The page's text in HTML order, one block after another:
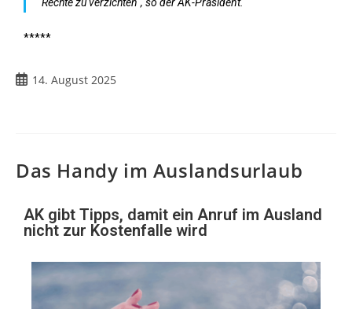
*****
14. August 2025
Das Handy im Auslandsurlaub
AK gibt Tipps, damit ein Anruf im Ausland
nicht zur Kostenfalle wird